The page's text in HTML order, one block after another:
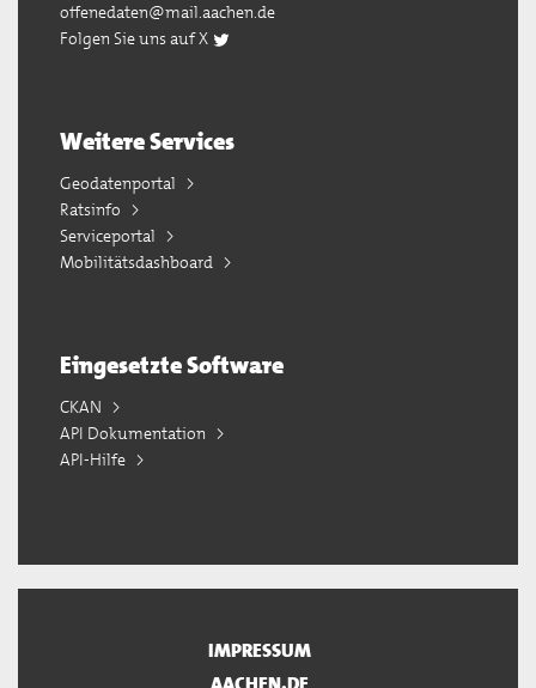
offenedaten@mail.aachen.de
Folgen Sie uns auf X
Weitere Services
Geodatenportal
Ratsinfo
Serviceportal
Mobilitätsdashboard
Eingesetzte Software
CKAN
API Dokumentation
API-Hilfe
IMPRESSUM